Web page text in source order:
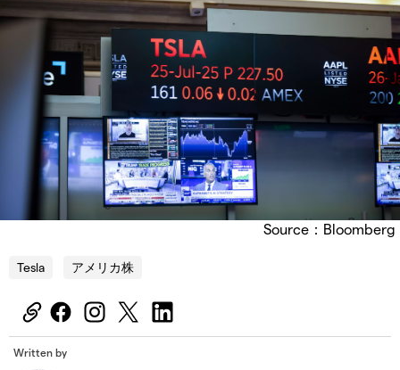
Source：Bloomberg
Tesla アメリカ株
Written by